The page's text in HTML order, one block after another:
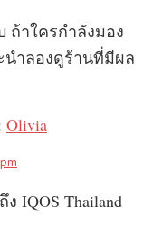
าใครกำลังมอง
ำลองดูร้านที่มีผล
Olivia
IQOS Thailand